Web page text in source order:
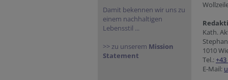
Damit bekennen wir uns zu
einem nachhaltigen
Lebensstil ...
>> zu unserem Mission
Statement
Kath.
1010
Tel.:
E-Mail: